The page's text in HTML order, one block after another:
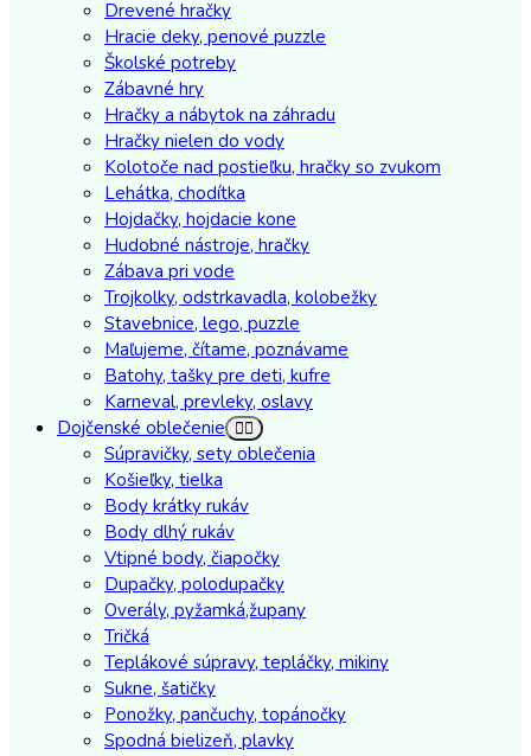
Drevené hračky
Hracie deky, penové puzzle
Školské potreby
Zábavné hry
Hračky a nábytok na záhradu
Hračky nielen do vody
Kolotoče nad postieľku, hračky so zvukom
Lehátka, chodítka
Hojdačky, hojdacie kone
Hudobné nástroje, hračky
Zábava pri vode
Trojkolky, odstrkavadla, kolobežky
Stavebnice, lego, puzzle
Maľujeme, čítame, poznávame
Batohy, tašky pre deti, kufre
Karneval, prevleky, oslavy
Dojčenské oblečenie
Súpravičky, sety oblečenia
Košieľky, tielka
Body krátky rukáv
Body dlhý rukáv
Vtipné body, čiapočky
Dupačky, polodupačky
Overály, pyžamká,župany
Tričká
Teplákové súpravy, tepláčky, mikiny
Sukne, šatičky
Ponožky, pančuchy, topánočky
Spodná bielizeň, plavky